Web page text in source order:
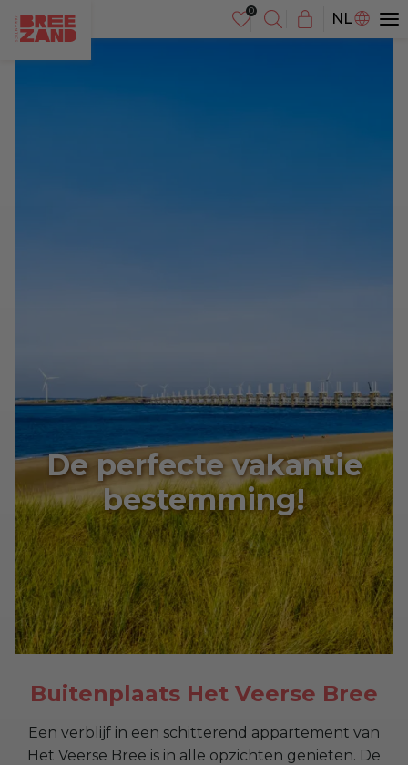
NL
DE
EN
De perfecte vakantie
bestemming!
Buitenplaats Het Veerse Bree
Een verblijf in een schitterend appartement van
Het Veerse Bree is in alle opzichten genieten. De